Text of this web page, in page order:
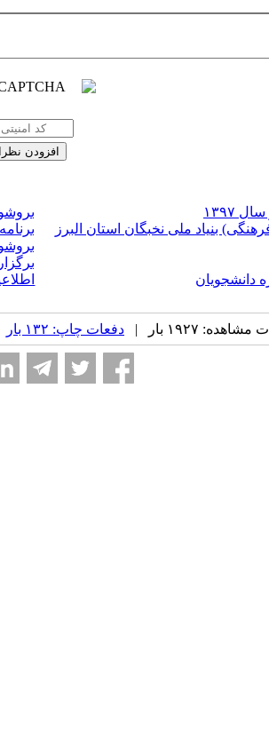
دانشجویان
اطلاعیه شماره 6
۱۹۲۷ بار | دفعات چاپ: ۱۳۲ بار